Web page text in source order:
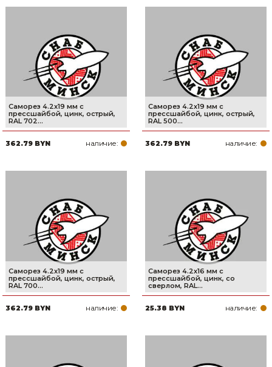
Саморез 4.2х19 мм с
прессшайбой, цинк, острый,
RAL 702...
362.79 BYN наличие:
Саморез 4.2х19 мм с
прессшайбой, цинк, острый,
RAL 500...
362.79 BYN наличие:
Саморез 4.2х19 мм с
прессшайбой, цинк, острый,
RAL 700...
362.79 BYN наличие:
Саморез 4.2х16 мм с
прессшайбой, цинк, со
сверлом, RAL...
25.38 BYN наличие: